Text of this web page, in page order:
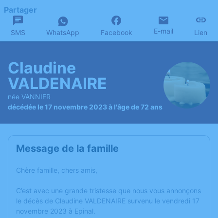
Partager
SMS WhatsApp Facebook E-mail Lien
Claudine
VALDENAIRE
née VANNIER
décédée le 17 novembre 2023 à l'âge de 72 ans
Message de la famille
Chère famille, chers amis,
C’est avec une grande tristesse que nous vous annonçons
le décès de Claudine VALDENAIRE survenu le vendredi 17
novembre 2023 à Epinal.